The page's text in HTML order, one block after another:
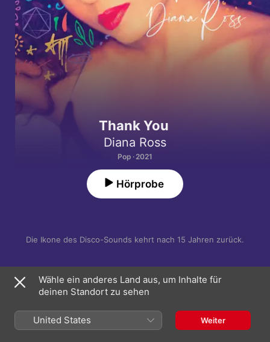
Thank You
Diana Ross
Pop · 2021
Die Ikone des Disco-Sounds kehrt nach 15 Jahren zurück.
Hörprobe
Thank You
2 If The World Just Danced
Wähle ein anderes Land aus, um Inhalte für
deinen Standort zu sehen
United States Weiter